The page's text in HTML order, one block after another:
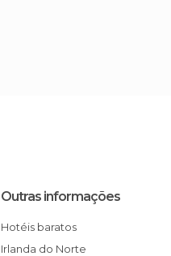
Outras informações
Hotéis baratos
Irlanda do Norte